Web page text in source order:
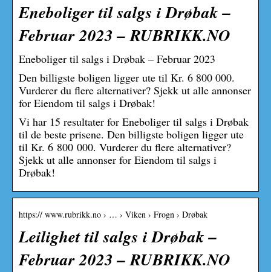
Eneboliger til salgs i Drøbak –
Februar 2023 – RUBRIKK.NO
Eneboliger til salgs i Drøbak – Februar 2023
Den billigste boligen ligger ute til Kr. 6 800 000.
Vurderer du flere alternativer? Sjekk ut alle annonser
for Eiendom til salgs i Drøbak!
Vi har 15 resultater for Eneboliger til salgs i Drøbak
til de beste prisene. Den billigste boligen ligger ute
til Kr. 6 800 000. Vurderer du flere alternativer?
Sjekk ut alle annonser for Eiendom til salgs i
Drøbak!
https:// www.rubrikk.no › … › Viken › Frogn › Drøbak
Leilighet til salgs i Drøbak –
Februar 2023 – RUBRIKK.NO